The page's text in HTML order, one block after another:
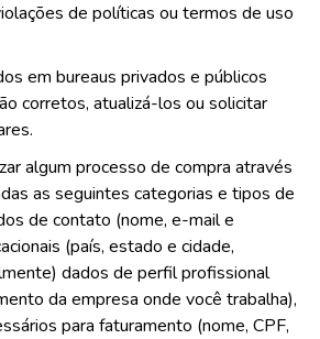
de políticas ou termos de uso
em bureaus privados e públicos
corretos, atualizá-los ou solicitar
algum processo de compra através
as seguintes categorias e tipos de
de contato (nome, e-mail e
(país, estado e cidade,
dados de perfil profissional
da empresa onde você trabalha),
para faturamento (nome, CPF,